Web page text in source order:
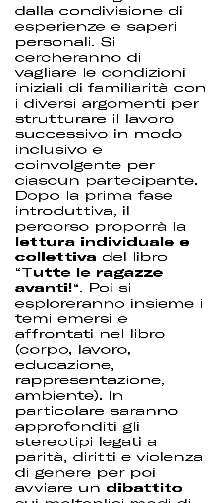
dalla condivisione di
esperienze e saperi
personali. Si
cercheranno di
vagliare le condizioni
iniziali di familiarità con
i diversi argomenti per
strutturare il lavoro
successivo in modo
inclusivo e
coinvolgente per
ciascun partecipante.
Dopo la prima fase
introduttiva, il
percorso proporrà la
lettura individuale e
collettiva del libro
“Tutte le ragazze
avanti!“. Poi si
esploreranno insieme i
temi emersi e
affrontati nel libro
(corpo, lavoro,
educazione,
rappresentazione,
ambiente). In
particolare saranno
approfonditi gli
stereotipi legati a
parità, diritti e violenza
di genere per poi
avviare un dibattito